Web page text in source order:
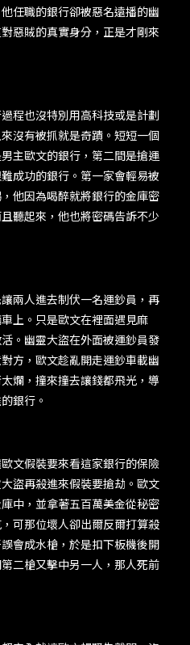
任職的銀行卻被惡名遠播的幽
惡賊的真實身分，正是才剛來
程也沒特別用高科技或是計劃
沒有被抓就是奇蹟。短短一個
主歐文的銀行，第二間是搶運
成功的銀行。第一家會輕易被
他因為喝醉就將銀行的金庫密
聽起來，他也將密碼告訴不少
兩人進去制伏一名運鈔員，再
上。只是歐文在裡面遇見麻
。幽靈大盜在外面被運鈔員發
方，歐文趁亂開走運鈔車載幽
爛，撞來撞去讓錢都飛光，導
銀行。
文假裝要來看這家銀行的保險
盜再殺進來假裝要搶劫。歐文
中，並拿著五百萬美金從秘密
可那位壞人卻出爾反爾打算殺
會成水槍，於是扣下板機後開
二槍又擊中另一人，那人死前